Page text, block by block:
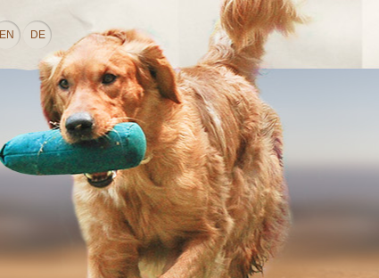
EN DE